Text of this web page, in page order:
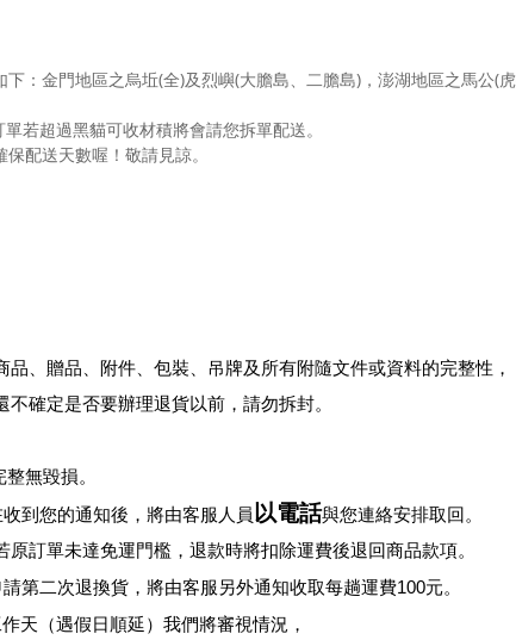
：金門地區之烏坵(全)及烈嶼(大膽島、二膽島)，澎湖地區之馬公(
若超過黑貓可收材積將會請您拆單配送。
配送天數喔！敬請見諒。
、贈品、附件、包裝、吊牌及所有附隨文件或資料的完整性，
確定是否要辦理退貨以前，請勿拆封。
無毀損。
到您的通知後，將由客服人員 以電話與您連絡安排取回。
訂單未達免運門檻，退款時將扣除運費後退回商品款項。
第二次退換貨，將由客服另外通知收取每趟運費100元。
天 （遇假日順延）我們將審視情況，